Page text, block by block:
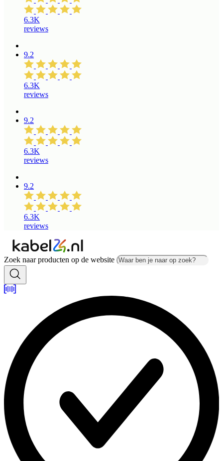
6.3K
reviews
9.2
6.3K
reviews
9.2
6.3K
reviews
9.2
6.3K
reviews
Zoek naar producten op de website